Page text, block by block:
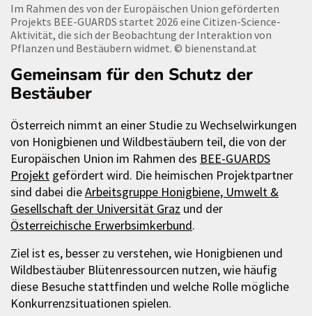
Im Rahmen des von der Europäischen Union geförderten
Projekts BEE-GUARDS startet 2026 eine Citizen-Science-
Aktivität, die sich der Beobachtung der Interaktion von
Pflanzen und Bestäubern widmet. © bienenstand.at
Gemeinsam für den Schutz der
Bestäuber
Österreich nimmt an einer Studie zu Wechselwirkungen
von Honigbienen und Wildbestäubern teil, die von der
Europäischen Union im Rahmen des BEE-GUARDS
Projekt gefördert wird. Die heimischen Projektpartner
sind dabei dieArbeitsgruppe Honigbiene, Umwelt &
Gesellschaft der Universität Graz und der
Österreichische Erwerbsimkerbund.
Ziel ist es, besser zu verstehen, wie Honigbienen und
Wildbestäuber Blütenressourcen nutzen, wie häufig
diese Besuche stattfinden und welche Rolle mögliche
Konkurrenzsituationen spielen.